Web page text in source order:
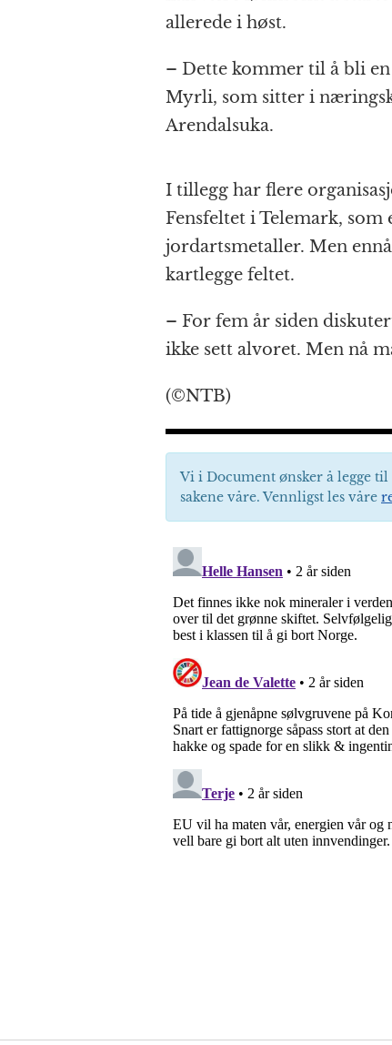
allerede i høst.
– Dette kommer til å bli
Myrli, som sitter i
Arendalsuka.
I tillegg har flere
Fensfeltet i Telemark, som
jordartsmetaller. Men
kartlegge feltet.
– For fem år siden
ikke sett alvoret. Men nå
(©NTB)
Vi i Document ønsker å legge
sakene våre. Vennligst les våre